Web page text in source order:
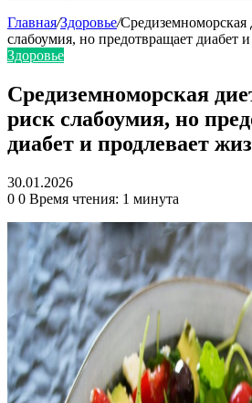
Главная/Здоровье/Средиземноморская
слабоумия, но предотвращает диабет
Здоровье
Средиземноморская
риск слабоумия, но
диабет и продлевает
30.01.2026
0 0 Время чтения: 1 минута